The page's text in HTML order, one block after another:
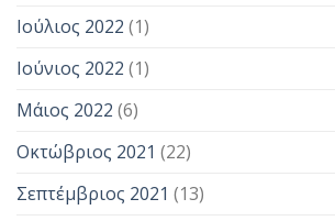
Ιούλιος 2022 (1)
Ιούνιος 2022 (1)
Μάιος 2022 (6)
Οκτώβριος 2021 (22)
Σεπτέμβριος 2021 (13)